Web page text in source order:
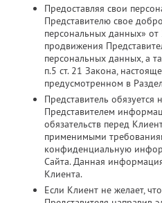
Предоставляя свои
Представителю свое
персональных данных» от
продвижения
персональных данных, а
п.5 ст. 21 Закона,
предусмотренном в
Представитель
Представителем
обязательств перед
применимыми
конфиденциальную
Сайта. Данная
Клиента.
Если Клиент не желает,